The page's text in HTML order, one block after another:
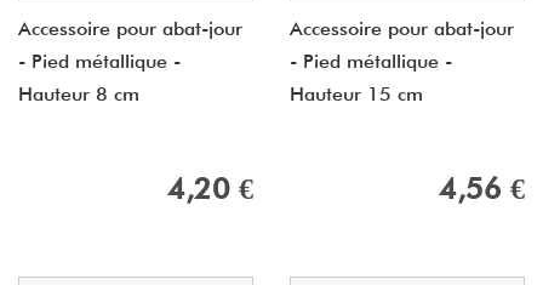
Accessoire pour abat-jour
- Pied métallique -
Hauteur 8 cm
4,20 €
Accessoire pour abat-jour
- Pied métallique -
Hauteur 15 cm
4,56 €